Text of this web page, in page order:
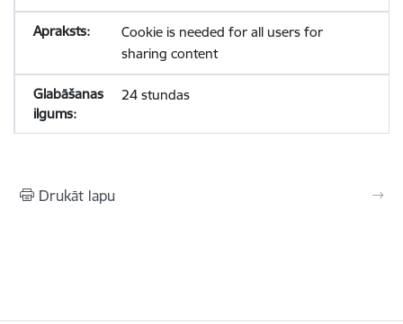
Cookie is needed for all users for
sharing content
24 stundas
Drukāt lapu